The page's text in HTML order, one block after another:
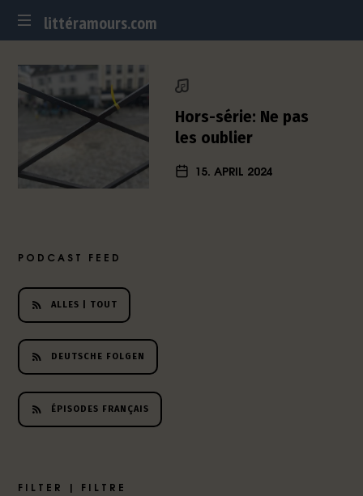
littéramours.com
littéramours.com
-
ö
i
s
h
e
L
e
Hors-série: Ne pas
les oublier
15. APRIL 2024
PODCAST FEED
ALLES | TOUT
DEUTSCHE FOLGEN
ÉPISODES FRANÇAIS
FILTER | FILTRE